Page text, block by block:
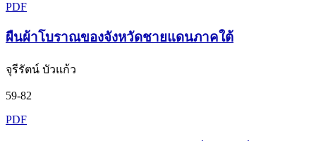
PDF
ผืนผ้าโบราณของจังหวัดชายแดนภาคใต้
จุรีรัตน์ บัวแก้ว
59-82
PDF